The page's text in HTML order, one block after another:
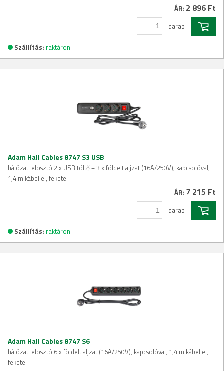
ÁR: 2 896 Ft
darab
Szállítás: raktáron
Adam Hall Cables 8747 S3 USB
hálózati elosztó 2 x USB töltő + 3 x földelt aljzat (16A/250V), kapcsolóval,
1,4 m kábellel, fekete
ÁR: 7 215 Ft
darab
Szállítás: raktáron
Adam Hall Cables 8747 S6
hálózati elosztó 6 x földelt aljzat (16A/250V), kapcsolóval, 1,4 m kábellel,
fekete